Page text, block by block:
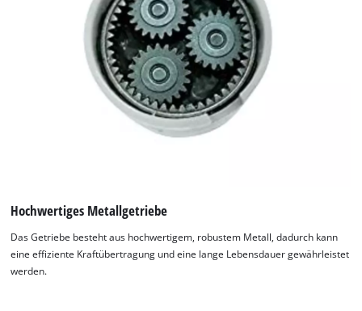
Hochwertiges Metallgetriebe
Das Getriebe besteht aus hochwertigem, robustem Metall, dadurch kann
eine effiziente Kraftübertragung und eine lange Lebensdauer gewährleistet
werden.